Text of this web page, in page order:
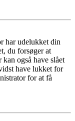
har udelukket din
du forsøger at
også have slået
have lukket for
for at få